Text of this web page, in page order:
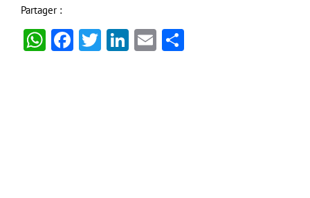
Partager :
WhatsApp
Facebook
Twitter
LinkedIn
Email